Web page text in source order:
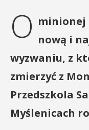
O minionej
nową i
wyzwaniu, z
zmierzyć z
Przedszkola
Myślenicach